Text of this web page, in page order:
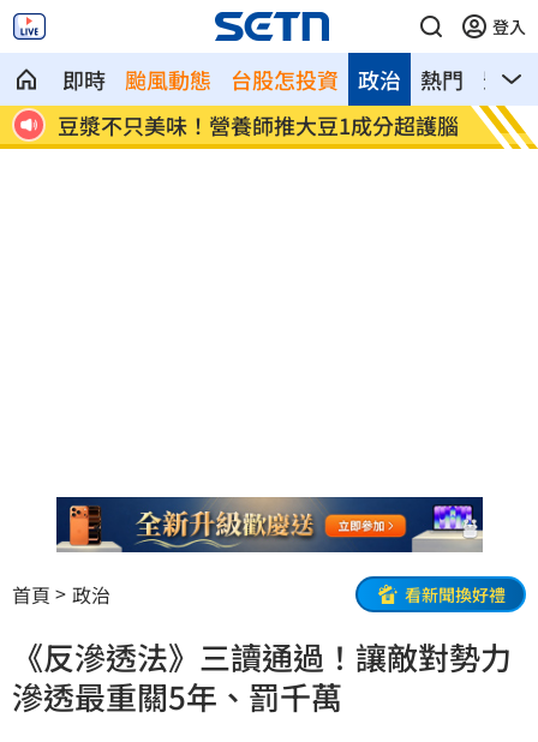
登入
即時 颱風動態 台股怎投資 熱門 影音
政治
進
豆漿不只美味！營養師推大豆1成分超護腦
槍砲
法
首頁 政治 看新聞換好禮
《反滲透法》三讀通過！讓敵對勢力
滲透最重關5年、罰千萬